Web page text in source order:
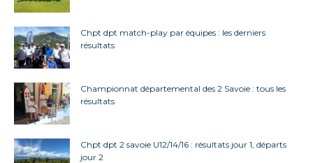
Chpt dpt match-play par équipes : les derniers
résultats
Championnat départemental des 2 Savoie : tous les
résultats
Chpt dpt 2 savoie U12/14/16 : résultats jour 1, départs
jour 2